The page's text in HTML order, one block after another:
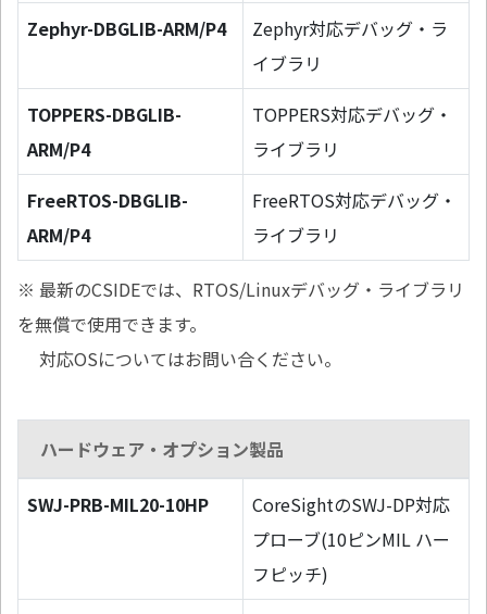
Zephyr-DBGLIB-ARM/P4
Zephyr対応デバッグ・ラ
イブラリ
TOPPERS-DBGLIB-
ARM/P4
TOPPERS対応デバッグ・
ライブラリ
FreeRTOS-DBGLIB-
ARM/P4
FreeRTOS対応デバッグ・
ライブラリ
※ 最新のCSIDEでは、RTOS/Linuxデバッグ・ライブラリ
を無償で使用できます。
対応OSについてはお問い合ください。
ハードウェア・オプション製品
SWJ-PRB-MIL20-10HP
CoreSightのSWJ-DP対応
プローブ(10ピンMIL ハー
フピッチ)